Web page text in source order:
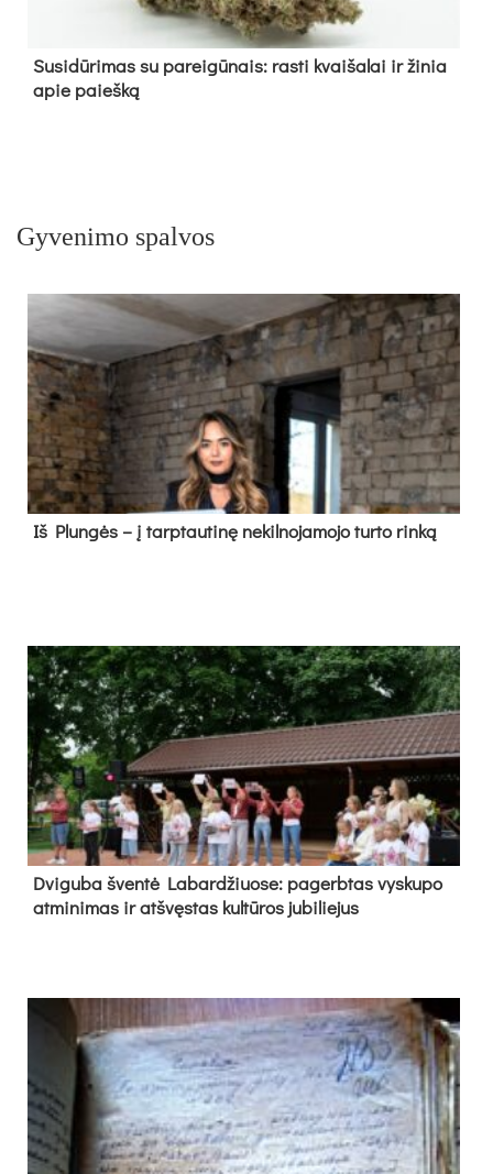
Su­si­dū­ri­mas su pa­rei­gū­nais: ras­ti kvai­ša­lai ir ži­nia
apie paieš­ką
Gyvenimo spalvos
Iš Plungės – į tarptautinę nekilnojamojo turto rinką
Dvi­gu­ba šven­tė La­bar­džiuo­se: pa­gerb­tas vys­ku­po
at­mi­ni­mas ir at­švęs­tas kul­tū­ros ju­bi­lie­jus